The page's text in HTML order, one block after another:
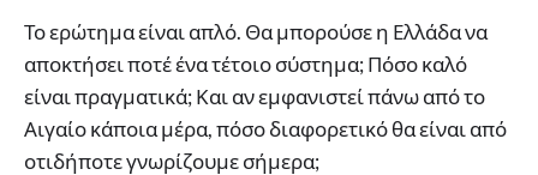
Το ερώτημα είναι απλό. Θα μπορούσε η Ελλάδα να
αποκτήσει ποτέ ένα τέτοιο σύστημα; Πόσο καλό
είναι πραγματικά; Και αν εμφανιστεί πάνω από το
Αιγαίο κάποια μέρα, πόσο διαφορετικό θα είναι από
οτιδήποτε γνωρίζουμε σήμερα;